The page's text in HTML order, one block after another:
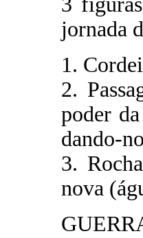
jornada
1.
2.
poder
dando-
3.
nova